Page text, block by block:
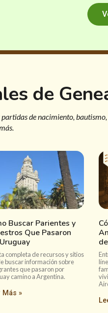
de
de nacimiento,
Buscar Parientes y
Que Pasaron
completa de recursos y sitios
buscar información sobre
que pasaron por
camino a Argentina.
Más »